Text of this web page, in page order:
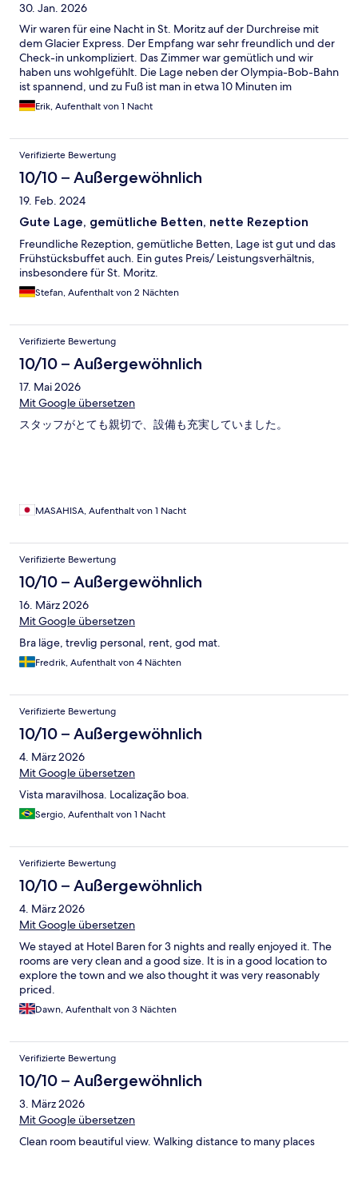
30. Jan. 2026
Wir waren für eine Nacht in St. Moritz auf der Durchreise mit
dem Glacier Express. Der Empfang war sehr freundlich und der
Check-in unkompliziert. Das Zimmer war gemütlich und wir
haben uns wohlgefühlt. Die Lage neben der Olympia-Bob-Bahn
ist spannend, und zu Fuß ist man in etwa 10 Minuten im
Zentrum. Positiv hervorzuheben ist auch der kostenlose Shuttle
vom und zum Bahnhof. Bei der Anreise wussten wir das noch
in Ordnung. Für die Abreise haben wir dann den Shuttle
genutzt, ein toller Service. Das Frühstück hat gut geschmeckt.
Schade war nur, dass es keine Gurken oder Tomaten gab und
die Auswahl für Vegetarier etwas begrenzt war. Insgesamt ein
sehr angenehmer Aufenthalt.
Erik, Aufenthalt von 1 Nacht
Verifizierte Bewertung
10/10 – Außergewöhnlich
19. Feb. 2024
Gute Lage, gemütliche Betten, nette Rezeption
Freundliche Rezeption, gemütliche Betten, Lage ist gut und das
Frühstücksbuffet auch. Ein gutes Preis/ Leistungsverhältnis,
insbesondere für St. Moritz.
Stefan, Aufenthalt von 2 Nächten
Verifizierte Bewertung
10/10 – Außergewöhnlich
17. Mai 2026
Mit Google übersetzen
スタッフがとても親切で、設備も充実していました。
MASAHISA, Aufenthalt von 1 Nacht
Verifizierte Bewertung
10/10 – Außergewöhnlich
16. März 2026
Mit Google übersetzen
Bra läge, trevlig personal, rent, god mat.
Fredrik, Aufenthalt von 4 Nächten
Verifizierte Bewertung
10/10 – Außergewöhnlich
4. März 2026
Mit Google übersetzen
Vista maravilhosa. Localização boa.
Sergio, Aufenthalt von 1 Nacht
Verifizierte Bewertung
10/10 – Außergewöhnlich
4. März 2026
Mit Google übersetzen
We stayed at Hotel Baren for 3 nights and really enjoyed it. The
rooms are very clean and a good size. It is in a good location to
explore the town and we also thought it was very reasonably
priced.
Dawn, Aufenthalt von 3 Nächten
Verifizierte Bewertung
10/10 – Außergewöhnlich
3. März 2026
Mit Google übersetzen
Clean room beautiful view. Walking distance to many places